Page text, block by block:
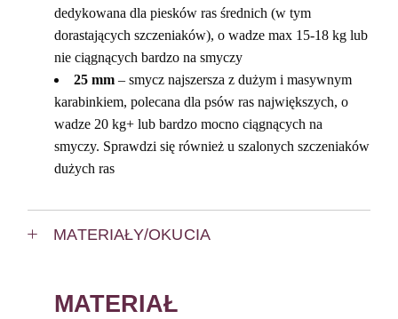
dedykowana dla piesków ras średnich (w tym
dorastających szczeniaków), o wadze max 15-18 kg lub
nie ciągnących bardzo na smyczy
25 mm – smycz najszersza z dużym i masywnym
karabinkiem, polecana dla psów ras największych, o
wadze 20 kg+ lub bardzo mocno ciągnących na
smyczy. Sprawdzi się również u szalonych szczeniaków
dużych ras
MATERIAŁY/OKUCIA
MATERIAŁ